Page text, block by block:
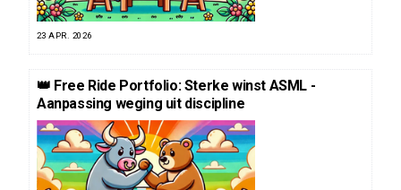
23 APR. 2026
👑 Free Ride Portfolio: Sterke winst ASML -
Aanpassing weging uit discipline